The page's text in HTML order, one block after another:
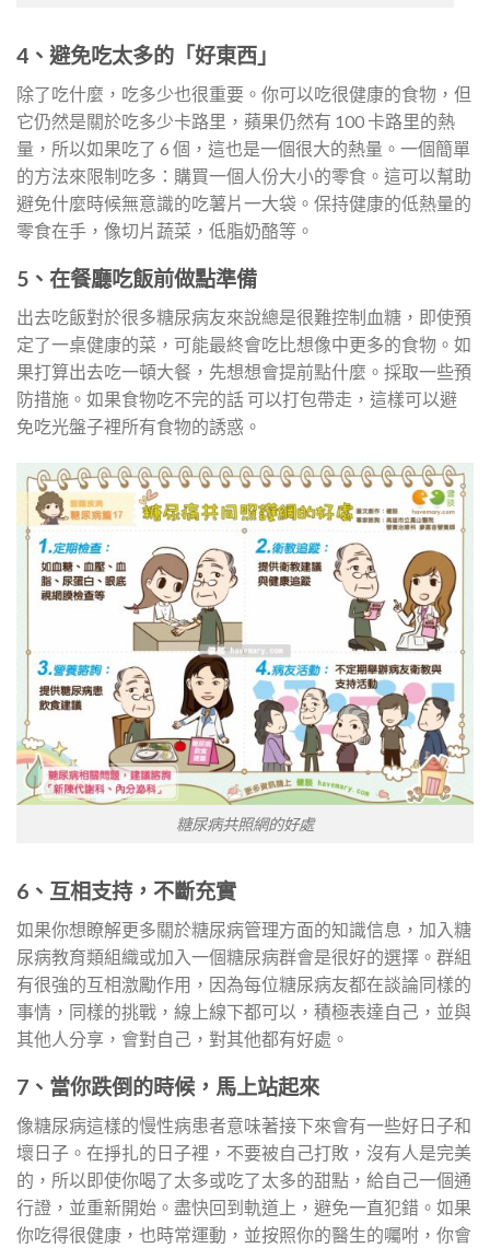
4、避免吃太多的「好東西」
除了吃什麼，吃多少也很重要。你可以吃很健康的食物，但
它仍然是關於吃多少卡路里，蘋果仍然有 100 卡路里的熱
量，所以如果吃了 6 個，這也是一個很大的熱量。一個簡單
的方法來限制吃多：購買一個人份大小的零食。這可以幫助
避免什麼時候無意識的吃薯片一大袋。保持健康的低熱量的
零食在手，像切片蔬菜，低脂奶酪等。
5、在餐廳吃飯前做點準備
出去吃飯對於很多糖尿病友來說總是很難控制血糖，即使預
定了一桌健康的菜，可能最終會吃比想像中更多的食物。如
果打算出去吃一頓大餐，先想想會提前點什麼。採取一些預
防措施。如果食物吃不完的話 可以打包帶走，這樣可以避
免吃光盤子裡所有食物的誘惑。
糖尿病共照網的好處
6、互相支持，不斷充實
如果你想瞭解更多關於糖尿病管理方面的知識信息，加入糖
尿病教育類組織或加入一個糖尿病群會是很好的選擇。群組
有很強的互相激勵作用，因為每位糖尿病友都在談論同樣的
事情，同樣的挑戰，線上線下都可以，積極表達自己，並與
其他人分享，會對自己，對其他都有好處。
7、當你跌倒的時候，馬上站起來
像糖尿病這樣的慢性病患者意味著接下來會有一些好日子和
壞日子。在掙扎的日子裡，不要被自己打敗，沒有人是完美
的，所以即使你喝了太多或吃了太多的甜點，給自己一個通
行證，並重新開始。盡快回到軌道上，避免一直犯錯。如果
你吃得很健康，也時常運動，並按照你的醫生的囑咐，你會